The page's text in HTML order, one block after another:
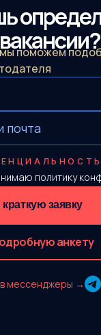
мы поможем
политику
заявку
анкету
мессенджеры →